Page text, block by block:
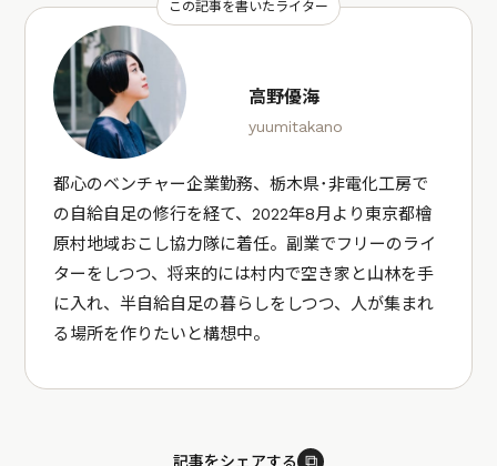
この記事を書いたライター
高野優海
yuumitakano
都心のベンチャー企業勤務、栃木県･非電化工房で
の自給自足の修行を経て、2022年8月より東京都檜
原村地域おこし協力隊に着任。副業でフリーのライ
ターをしつつ、将来的には村内で空き家と山林を手
に入れ、半自給自足の暮らしをしつつ、人が集まれ
る場所を作りたいと構想中。
記事をシェアする ⧉